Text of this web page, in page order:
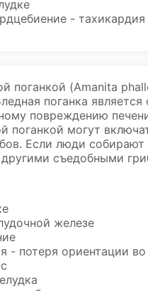
- тахикардия
поганкой (Amanita
поганка
повреждению
поганкой могут
Если люди
съедобными
железе
- потеря ориентации